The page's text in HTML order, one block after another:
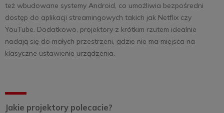
też wbudowane systemy Android, co umożliwia bezpośredni
dostęp do aplikacji streamingowych takich jak Netflix czy
YouTube. Dodatkowo, projektory z krótkim rzutem idealnie
nadają się do małych przestrzeni, gdzie nie ma miejsca na
klasyczne ustawienie urządzenia.
Jakie projektory polecacie?